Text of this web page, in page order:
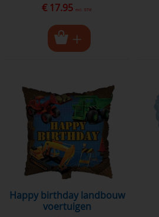
€ 17.95 excl. BTW
happy birthday landbouw
voertuigen